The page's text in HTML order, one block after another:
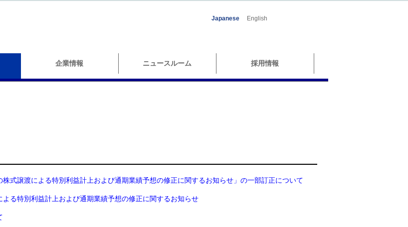
Japanese English
企業情報 ニュースルーム 採用情報
株式譲渡による特別利益計上および通期業績予想の修正に関するお知らせ」の一部訂正について
る特別利益計上および通期業績予想の修正に関するお知らせ